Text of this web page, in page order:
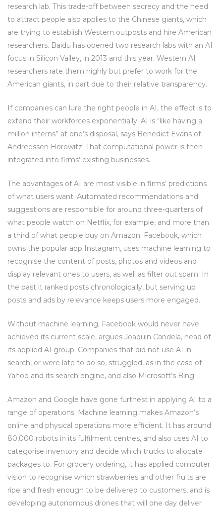
research lab. This trade-off between secrecy and the need
to attract people also applies to the Chinese giants, which
are trying to establish Western outposts and hire American
researchers. Baidu has opened two research labs with an AI
focus in Silicon Valley, in 2013 and this year. Western AI
researchers rate them highly but prefer to work for the
American giants, in part due to their relative transparency.
If companies can lure the right people in AI, the effect is to
extend their workforces exponentially. AI is “like having a
million interns” at one’s disposal, says Benedict Evans of
Andreessen Horowitz. That computational power is then
integrated into firms’ existing businesses.
The advantages of AI are most visible in firms’ predictions
of what users want. Automated recommendations and
suggestions are responsible for around three-quarters of
what people watch on Netflix, for example, and more than
a third of what people buy on Amazon. Facebook, which
owns the popular app Instagram, uses machine learning to
recognise the content of posts, photos and videos and
display relevant ones to users, as well as filter out spam. In
the past it ranked posts chronologically, but serving up
posts and ads by relevance keeps users more engaged.
Without machine learning, Facebook would never have
achieved its current scale, argues Joaquin Candela, head of
its applied AI group. Companies that did not use AI in
search, or were late to do so, struggled, as in the case of
Yahoo and its search engine, and also Microsoft’s Bing.
Amazon and Google have gone furthest in applying AI to a
range of operations. Machine learning makes Amazon’s
online and physical operations more efficient. It has around
80,000 robots in its fulfilment centres, and also uses AI to
categorise inventory and decide which trucks to allocate
packages to. For grocery ordering, it has applied computer
vision to recognise which strawberries and other fruits are
ripe and fresh enough to be delivered to customers, and is
developing autonomous drones that will one day deliver